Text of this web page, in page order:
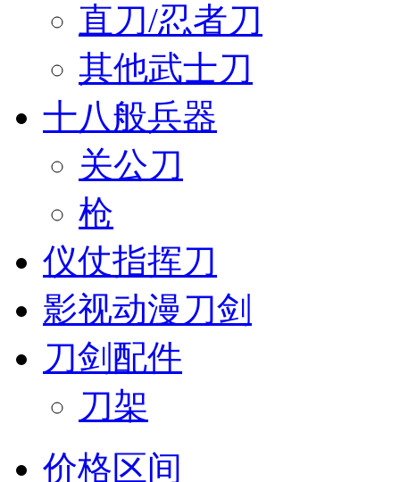
直刀/忍者刀
其他武士刀
十八般兵器
关公刀
枪
仪仗指挥刀
影视动漫刀剑
刀剑配件
刀架
价格区间